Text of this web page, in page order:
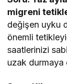
migreni
değişen uyku
önemli
saatlerinizi
uzak durmaya